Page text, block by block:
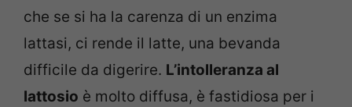
che se si ha la carenza di un enzima
lattasi, ci rende il latte, una bevanda
difficile da digerire. L’intolleranza al
lattosio è molto diffusa, è fastidiosa per i